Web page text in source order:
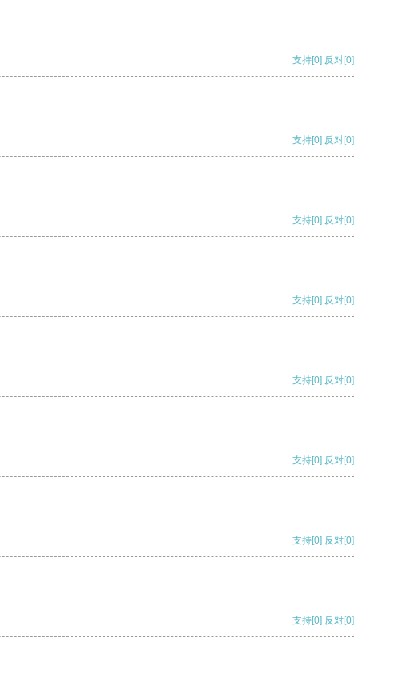
支持[0] 反对[0]
支持[0] 反对[0]
支持[0] 反对[0]
支持[0] 反对[0]
支持[0] 反对[0]
支持[0] 反对[0]
支持[0] 反对[0]
支持[0] 反对[0]